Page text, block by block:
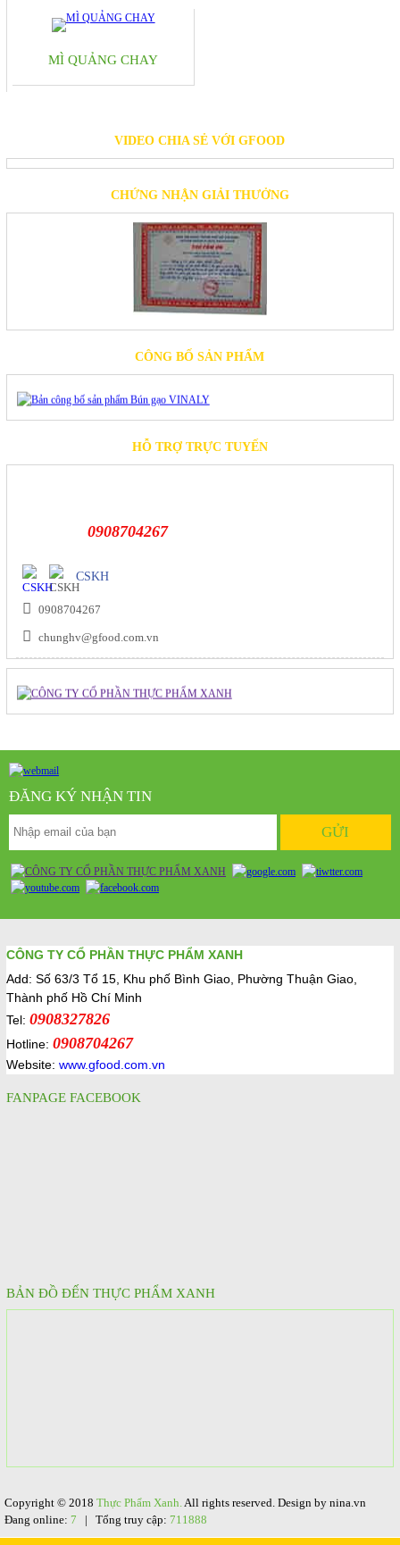
MÌ QUẢNG CHAY
VIDEO CHIA SẺ VỚI GFOOD
CHỨNG NHẬN GIẢI THƯỞNG
CÔNG BỐ SẢN PHẨM
HỖ TRỢ TRỰC TUYẾN
0908704267
CSKH
0908704267
chunghv@gfood.com.vn
ĐĂNG KÝ NHẬN TIN
CÔNG TY CỔ PHẦN THỰC PHẨM XANH
Add: Số 63/3 Tổ 15, Khu phố Bình Giao, Phường Thuận Giao,
Thành phố Hồ Chí Minh
Tel: 0908327826
Hotline: 0908704267
Website: www.gfood.com.vn
FANPAGE FACEBOOK
BẢN ĐỒ ĐẾN THỰC PHẨM XANH
Copyright © 2018 Thực Phẩm Xanh. All rights reserved. Design by nina.vn
Đang online: 7 | Tổng truy cập: 711888